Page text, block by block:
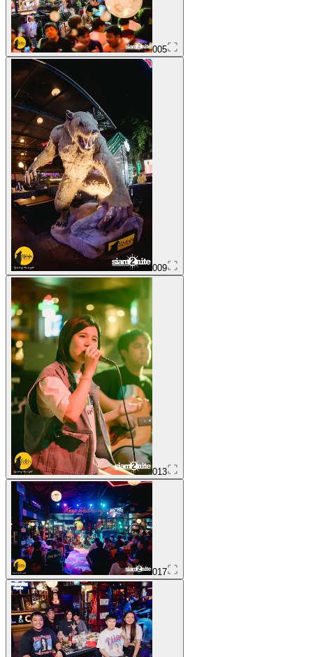
005
009
013
017